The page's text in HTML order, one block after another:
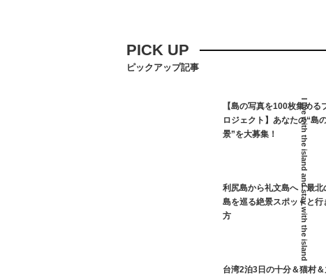
I live with the island and stay with the island
PICK UP
ピックアップ記事
【島の写真を100枚集める
ロジェクト】あなたの“島
景”を大募集！
利尻島から礼文島へ！最北
島を巡る絶景スポットと行
方
台湾2泊3日の十分＆猫村